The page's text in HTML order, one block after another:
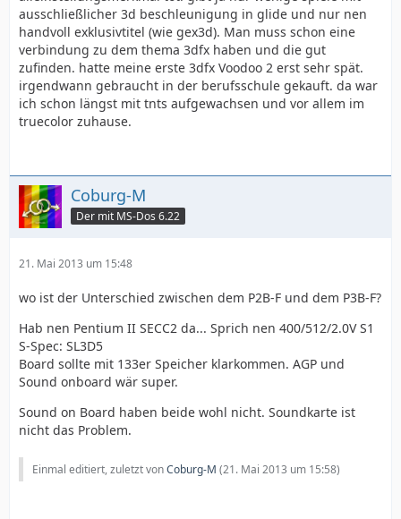
ausschließlicher 3d beschleunigung in glide und nur nen
handvoll exklusivtitel (wie gex3d). Man muss schon eine
verbindung zu dem thema 3dfx haben und die gut
zufinden. hatte meine erste 3dfx Voodoo 2 erst sehr spät.
irgendwann gebraucht in der berufsschule gekauft. da war
ich schon längst mit tnts aufgewachsen und vor allem im
truecolor zuhause.
Coburg-M
Der mit MS-Dos 6.22
21. Mai 2013 um 15:48
wo ist der Unterschied zwischen dem P2B-F und dem P3B-F?
Hab nen Pentium II SECC2 da... Sprich nen 400/512/2.0V S1
S-Spec: SL3D5
Board sollte mit 133er Speicher klarkommen. AGP und
Sound onboard wär super.
Sound on Board haben beide wohl nicht. Soundkarte ist
nicht das Problem.
Einmal editiert, zuletzt vonCoburg-M (21. Mai 2013 um 15:58)